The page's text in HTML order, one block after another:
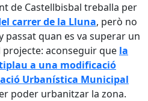
de Castellbisbal treballa per
carrer de la Lluna, però no
passat quan es va superar un
aconseguir que la
a una modificació
Urbanística Municipal
poder urbanitzar la zona.